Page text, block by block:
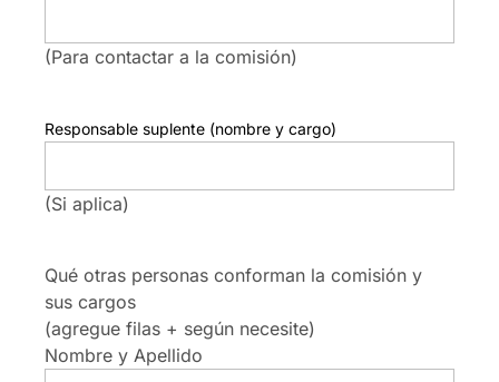
(Para contactar a la comisión)
Responsable suplente (nombre y cargo)
(Si aplica)
Qué otras personas conforman la comisión y
sus cargos
(agregue filas + según necesite)